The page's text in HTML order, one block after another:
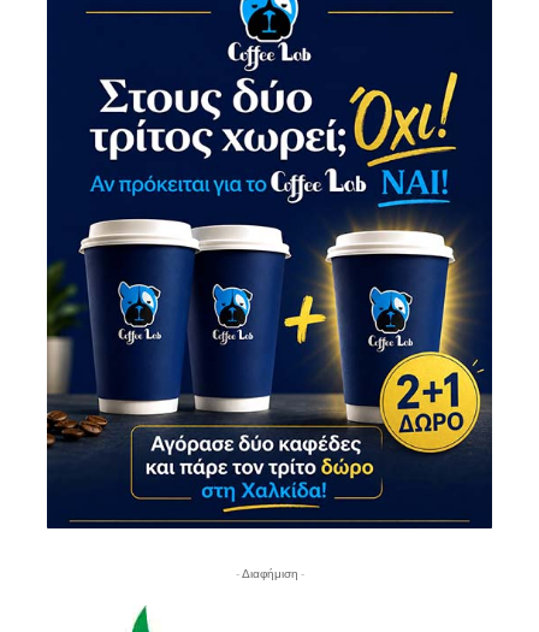
- Διαφήμιση -